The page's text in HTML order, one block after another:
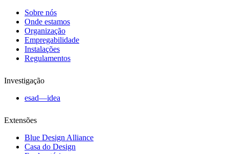
Sobre nós
Onde estamos
Organização
Empregabilidade
Instalações
Regulamentos
Investigação
esad—idea
Extensões
Blue Design Alliance
Casa do Design